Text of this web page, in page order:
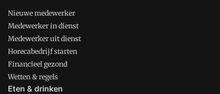
Nieuwe medewerker
Medewerker in dienst
Medewerker uit dienst
Horecabedrijf starten
Financieel gezond
Wetten & regels
Eten & drinken